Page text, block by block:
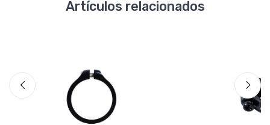
Artículos relacionados